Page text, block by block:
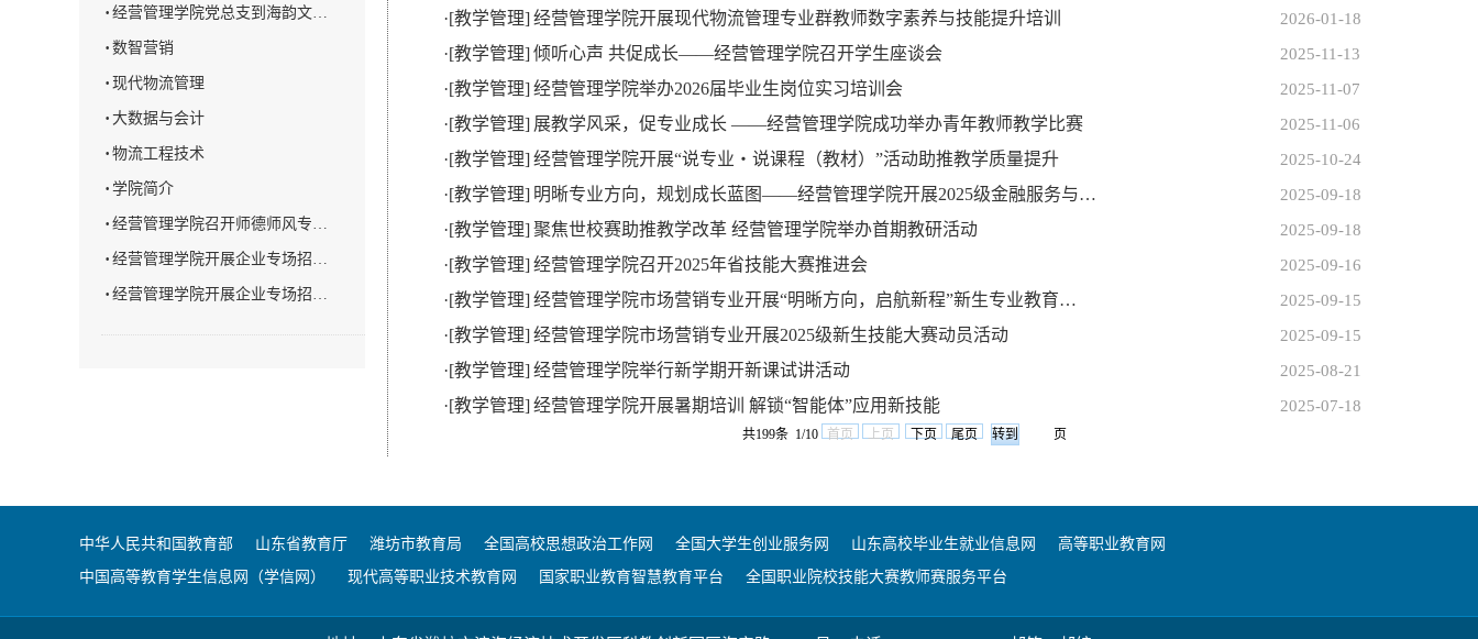
· 经营管理学院党总支到海韵文…
· 数智营销
· 现代物流管理
· 大数据与会计
· 物流工程技术
· 学院简介
· 经营管理学院召开师德师风专…
· 经营管理学院开展企业专场招…
· 经营管理学院开展企业专场招…
·[教学管理]经营管理学院开展现代物流管理专业群教师数字素养与技能提升培训 2026-01-18
·[教学管理]倾听心声 共促成长——经营管理学院召开学生座谈会 2025-11-13
·[教学管理]经营管理学院举办2026届毕业生岗位实习培训会 2025-11-07
·[教学管理] 展教学风采，促专业成长 ——经营管理学院成功举办青年教师教学比赛 2025-11-06
·[教学管理]经营管理学院开展“说专业・说课程（教材）”活动助推教学质量提升 2025-10-24
·[教学管理] 明晰专业方向，规划成长蓝图——经营管理学院开展2025级金融服务与… 2025-09-18
·[教学管理]聚焦世校赛助推教学改革 经营管理学院举办首期教研活动 2025-09-18
·[教学管理]经营管理学院召开2025年省技能大赛推进会 2025-09-16
·[教学管理]经营管理学院市场营销专业开展“明晰方向，启航新程”新生专业教育… 2025-09-15
·[教学管理]经营管理学院市场营销专业开展2025级新生技能大赛动员活动 2025-09-15
·[教学管理]经营管理学院举行新学期开新课试讲活动 2025-08-21
·[教学管理]经营管理学院开展暑期培训 解锁“智能体”应用新技能 2025-07-18
共199条 1/10 首页 上页 下页 尾页 页
中华人民共和国教育部 山东省教育厅 潍坊市教育局 全国高校思想政治工作网 全国大学生创业服务网 山东高校毕业生就业信息网
高等职业教育网
中国高等教育学生信息网（学信网）
现代高等职业技术教育网 国家职业教育智慧教育平台 全国职业院校技能大赛教师赛服务平台